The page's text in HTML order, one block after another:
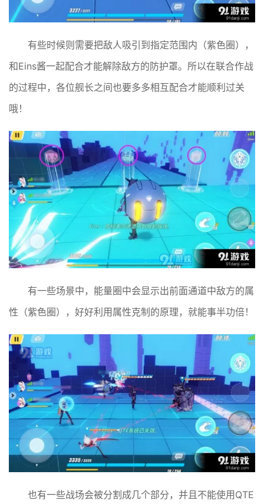
有些时候则需要把敌人吸引到指定范围内（紫色圈），
和Eins酱一起配合才能解除敌方的防护罩。所以在联合作战
的过程中，各位舰长之间也要多多相互配合才能顺利过关
哦！
有一些场景中，能量圈中会显示出前面通道中敌方的属
性（紫色圈），好好利用属性克制的原理，就能事半功倍！
也有一些战场会被分割成几个部分，并且不能使用QTE